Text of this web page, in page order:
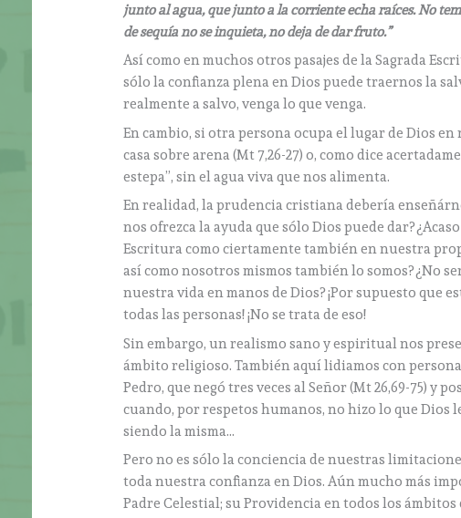
junto al agua, que junto a la corriente echa raíces. No
de sequía no se inquieta, no deja de dar fruto.”
Así como en muchos otros pasajes de la Sagrada
sólo la confianza plena en Dios puede traernos la
realmente a salvo, venga lo que venga.
En cambio, si otra persona ocupa el lugar de Dios
casa sobre arena (Mt 7,26-27) o, como dice
estepa”, sin el agua viva que nos alimenta.
En realidad, la prudencia cristiana debería
nos ofrezca la ayuda que sólo Dios puede dar?
Escritura como ciertamente también en nuestra
así como nosotros mismos también lo somos? ¿No
nuestra vida en manos de Dios? ¡Por supuesto que
todas las personas! ¡No se trata de eso!
Sin embargo, un realismo sano y espiritual nos
ámbito religioso. También aquí lidiamos con
Pedro, que negó tres veces al Señor (Mt 26,69-75) y
cuando, por respetos humanos, no hizo lo que Dios
siendo la misma…
Pero no es sólo la conciencia de nuestras
toda nuestra confianza en Dios. Aún mucho más
Padre Celestial; su Providencia en todos los